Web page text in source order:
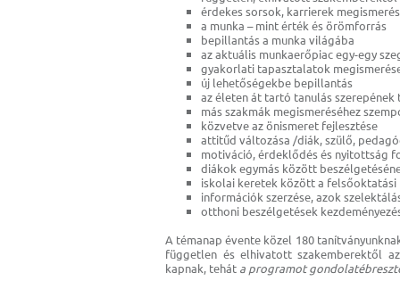
érdekes sorsok, karrierek
a munka – mint érték és örömforrás
bepillantás a munka világába
az aktuális munkaerőpiac egy-egy
gyakorlati tapasztalatok
új lehetőségekbe bepillantás
az életen át tartó tanulás szerepének
más szakmák megismeréséhez
közvetve az önismeret fejlesztése
attitűd változása /diák, szülő,
motiváció, érdeklődés és nyitottság
diákok egymás között
iskolai keretek között a felsőoktatási
információk szerzése, azok
otthoni beszélgetések
A témanap évente közel 180
független és elhivatott szakemberektől
kapnak, tehát a programot